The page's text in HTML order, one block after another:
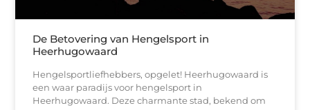
De Betovering van Hengelsport in
Heerhugowaard
Hengelsportliefhebbers, opgelet! Heerhugowaard is
een waar paradijs voor hengelsport in
Heerhugowaard. Deze charmante stad, bekend om